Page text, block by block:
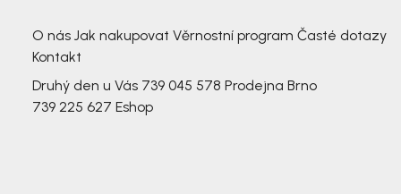
O nás Jak nakupovat Věrnostní program Časté dotazy
Kontakt
Druhý den u Vás 739 045 578 Prodejna Brno
739 225 627 Eshop